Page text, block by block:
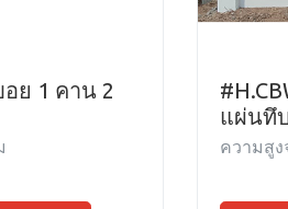
อย 1 คาน 2
แผ่นทึ
ความสู